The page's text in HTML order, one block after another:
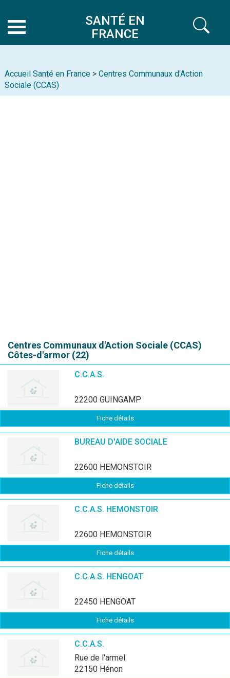
SANTÉ EN
FRANCE
Accueil Santé en France > Centres Communaux d'Action
Sociale (CCAS)
Centres Communaux d'Action Sociale (CCAS)
Côtes-d'armor (22)
C.C.A.S.
22200 GUINGAMP
Fiche détails
BUREAU D'AIDE SOCIALE
22600 HEMONSTOIR
Fiche détails
C.C.A.S. HEMONSTOIR
22600 HEMONSTOIR
Fiche détails
C.C.A.S. HENGOAT
22450 HENGOAT
Fiche détails
C.C.A.S.
rue de l'armel
22150 Hénon